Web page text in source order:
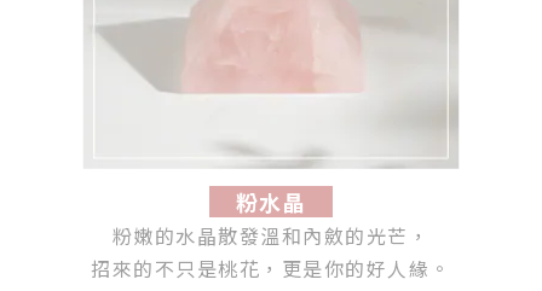
粉水晶
粉嫩的水晶散發溫和內斂的光芒，
招來的不只是桃花，更是你的好人緣。